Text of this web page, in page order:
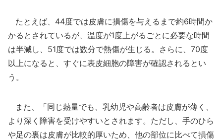
たとえば、44度では皮膚に損傷を与えるまで約6時間か
かるとされているが、温度が1度上がるごとに必要な時間
は半減し、51度では数分で熱傷が生じる。さらに、70度
以上になると、すぐに表皮細胞の障害が確認されるとい
う。
また、「同じ熱量でも、乳幼児や高齢者は皮膚が薄く、
より深く障害を受けやすいとされます。ただし、手のひら
や足の裏は皮膚が比較的厚いため、他の部位に比べて損傷